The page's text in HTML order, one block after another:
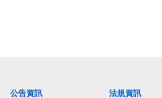
公告資訊 法規資訊